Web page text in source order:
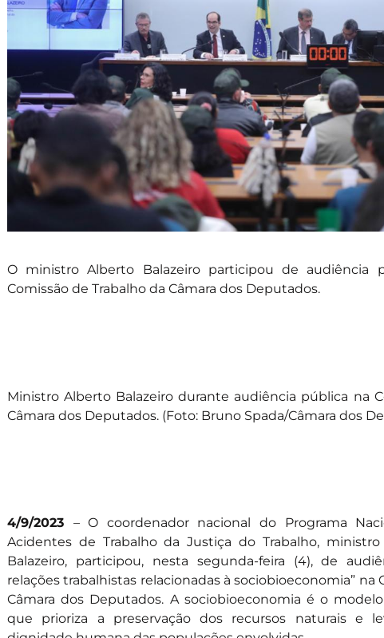
O ministro Alberto Balazeiro participou de audiência
Comissão de Trabalho da Câmara dos Deputados.
Ministro Alberto Balazeiro durante audiência pública na
Câmara dos Deputados. (Foto: Bruno Spada/Câmara dos
4/9/2023 – O coordenador nacional do Programa
Acidentes de Trabalho da Justiça do Trabalho,
Balazeiro, participou, nesta segunda-feira (4), de
relações trabalhistas relacionadas à sociobioeconomia” na
Câmara dos Deputados. A sociobioeconomia é o
que prioriza a preservação dos recursos naturais e